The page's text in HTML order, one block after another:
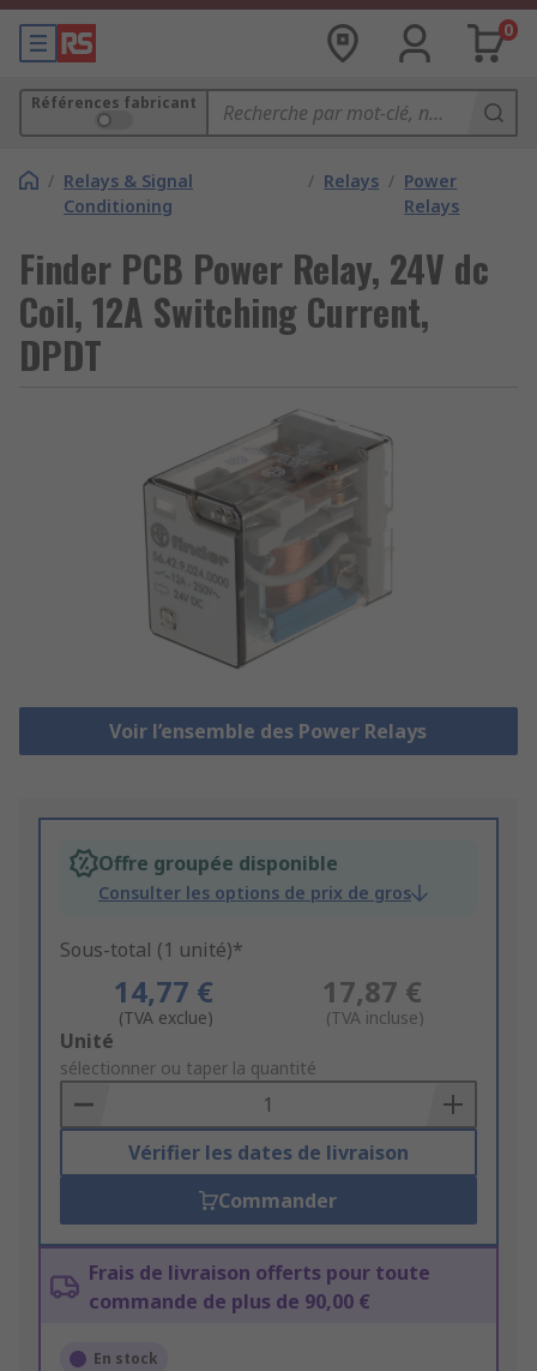
0
Références fabricant
/ Relays & Signal
Conditioning
/ Relays / Power
Relays
Finder PCB Power Relay, 24V dc
Coil, 12A Switching Current,
DPDT
Voir l’ensemble des Power Relays
Offre groupée disponible
Consulter les options de prix de gros
Sous-total (1 unité)*
14,77 €
(TVA exclue)
17,87 €
(TVA incluse)
Add
to
Basket
Unité
sélectionner ou taper la quantité
Vérifier les dates de livraison
Commander
Frais de livraison offerts pour toute
commande de plus de 90,00 €
En stock